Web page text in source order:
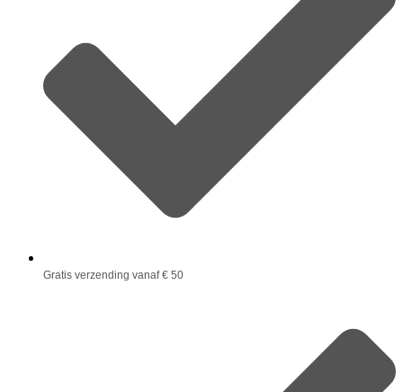
Gratis verzending vanaf € 50